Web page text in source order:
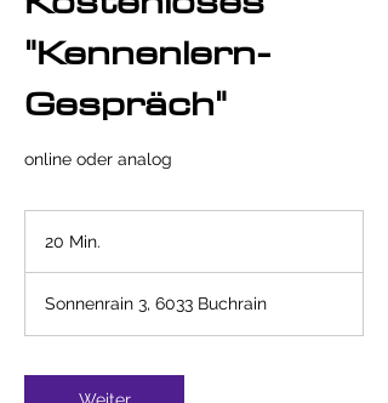
"Kennenlern-
Gespräch"
online oder analog
20 Min.
i
n
Sonnenrain 3, 6033 Buchrain